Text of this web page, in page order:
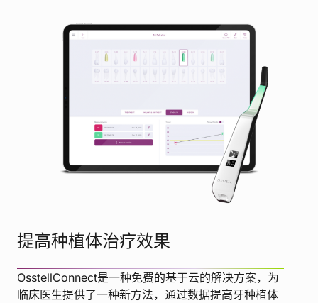
提高种植体治疗效果
OsstellConnect是一种免费的基于云的解决方案，为
临床医生提供了一种新方法，通过数据提高牙种植体